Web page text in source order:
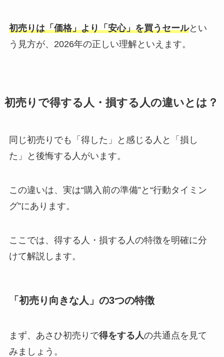
初売りは「価格」より「安心」を買うセールとい
う見方が、2026年の正しい理解といえます。
初売りで得する人・損する人の違いとは？
同じ初売りでも「得した」と感じる人と「損し
た」と後悔する人がいます。
この違いは、実は“購入前の準備”と“行動タイミン
グ”にあります。
ここでは、得する人・損する人の特徴を明確に分
けて解説します。
「初売り向きな人」の3つの特徴
まず、あさひ初売りで得をする人の共通点を見て
みましょう。